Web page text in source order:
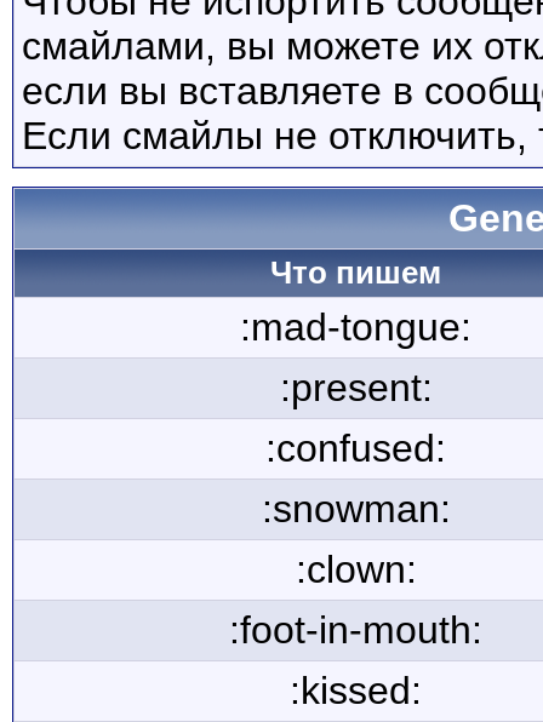
смайлами, вы можете их
если вы вставляете в
Если смайлы не отключить,
Что пишем
:mad-tongue:
:present:
:confused:
:snowman:
:clown:
:foot-in-mouth:
:kissed: